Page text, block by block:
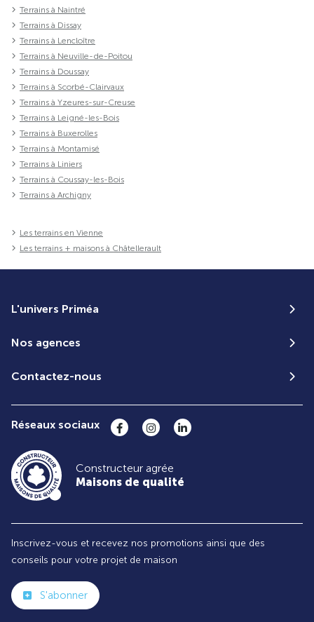
Terrains à Naintré
Terrains à Dissay
Terrains à Lencloître
Terrains à Neuville-de-Poitou
Terrains à Doussay
Terrains à Scorbé-Clairvaux
Terrains à Yzeures-sur-Creuse
Terrains à Leigné-les-Bois
Terrains à Buxerolles
Terrains à Montamisé
Terrains à Liniers
Terrains à Coussay-les-Bois
Terrains à Archigny
Les terrains en Vienne
Les terrains + maisons à Châtellerault
L'univers Priméa
Nos agences
Contactez-nous
Réseaux sociaux
Constructeur agrée
Maisons de qualité
Inscrivez-vous et recevez nos promotions ainsi que des
conseils pour votre projet de maison
S'abonner